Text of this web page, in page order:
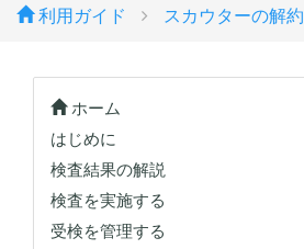
利用ガイド スカウターの解約
ホーム
はじめに
検査結果の解説
検査を実施する
受検を管理する